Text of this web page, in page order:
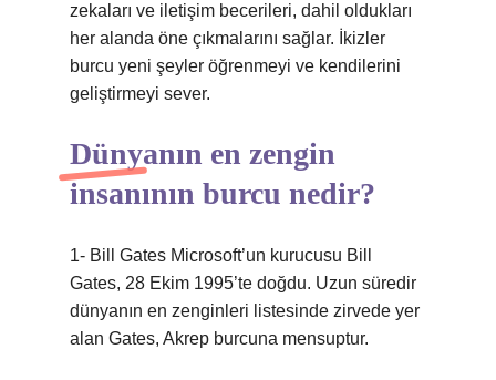
zekaları ve iletişim becerileri, dahil oldukları
her alanda öne çıkmalarını sağlar. İkizler
burcu yeni şeyler öğrenmeyi ve kendilerini
geliştirmeyi sever.
Dünyanın en zengin
insanının burcu nedir?
1- Bill Gates Microsoft’un kurucusu Bill
Gates, 28 Ekim 1995’te doğdu. Uzun süredir
dünyanın en zenginleri listesinde zirvede yer
alan Gates, Akrep burcuna mensuptur.